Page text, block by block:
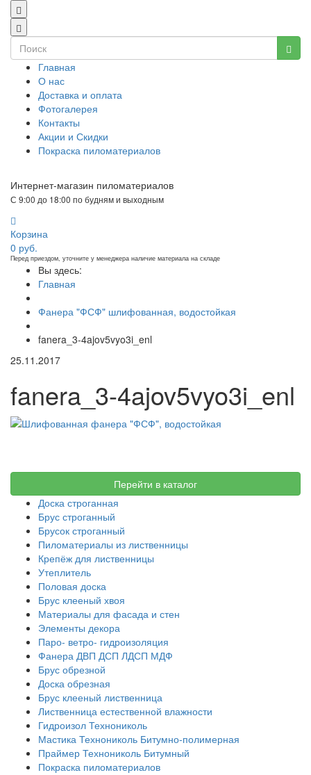
Главная
О нас
Доставка и оплата
Фотогалерея
Контакты
Акции и Скидки
Покраска пиломатериалов
Интернет-магазин пиломатериалов
С 9:00 до 18:00 по будням и выходным
Корзина
0 руб.
Перед приездом, уточните у менеджера наличие материала на складе
Вы здесь:
Главная
Фанера "ФСФ" шлифованная, водостойкая
fanera_3-4ajov5vyo3i_enl
25.11.2017
fanera_3-4ajov5vyo3i_enl
Перейти в каталог
Доска строганная
Брус строганный
Брусок строганный
Пиломатериалы из лиственницы
Крепёж для лиственницы
Утеплитель
Половая доска
Брус клееный хвоя
Материалы для фасада и стен
Элементы декора
Паро- ветро- гидроизоляция
Фанера ДВП ДСП ЛДСП МДФ
Брус обрезной
Доска обрезная
Брус клееный лиственница
Лиственница естественной влажности
Гидроизол Технониколь
Мастика Технониколь Битумно-полимерная
Праймер Технониколь Битумный
Покраска пиломатериалов